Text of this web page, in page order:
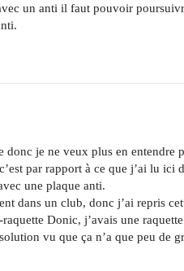
un anti il faut pouvoir
donc je ne veux plus en entendre
par rapport à ce que j’ai lu ici
une plaque anti.
dans un club, donc j’ai repris
Donic, j’avais une
vu que ça n’a que peu de